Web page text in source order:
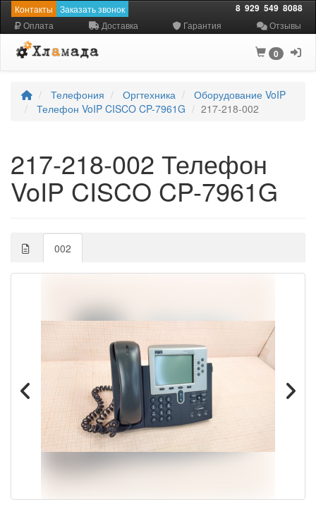
Контакты Заказать звонок 8 929 549 8088
Оплата Доставка Гарантия Отзывы
0
Телефония Оргтехника
Оборудование VoIP
Телефон VoIP CISCO CP-7961G
217-218-002
217-218-002 Телефон
VoIP CISCO CP-7961G
002